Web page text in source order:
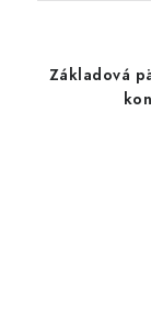
Základová